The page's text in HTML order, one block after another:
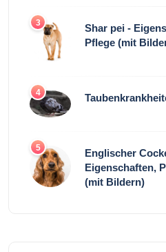
3
Shar pei -
Pflege (mit
4
5
Englischer
Eigenschaften,
(mit Bildern)